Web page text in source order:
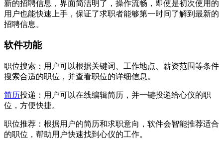
新的招聘信息，界面简洁明了，操作流畅，即使是初次使用的
用户也能快速上手，保证了求职者能够第一时间了解到最新的
招聘信息。
软件功能
职位搜索：用户可以根据关键词、工作地点、薪资范围等条件
搜索合适的职位，并查看职位的详细信息。
简历投递：用户可以在线编辑简历，并一键投递给心仪的职
位，方便快捷。
职位推荐：根据用户的简历和求职意向，软件会智能推荐适合
的职位，帮助用户快速找到心仪的工作。